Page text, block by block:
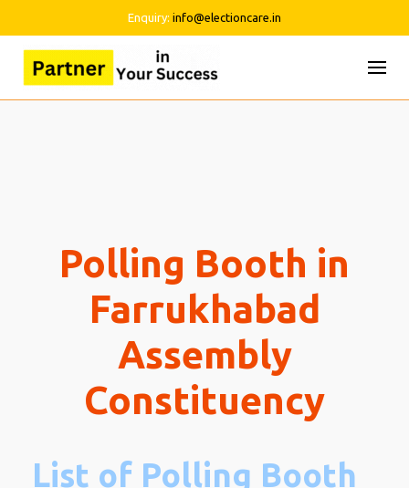
Enquiry: info@electioncare.in
Skip
content
Polling Booth in
Farrukhabad
Assembly
Constituency
List of Polling Booth